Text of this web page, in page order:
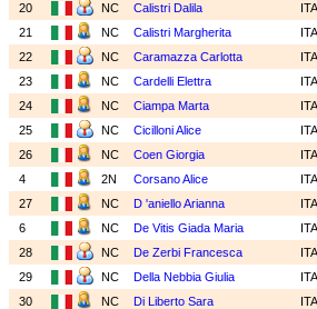
20
NC Calistri Dalila
21
NC Calistri Margherita
22
NC Caramazza Carlotta
23
NC Cardelli Elettra
24
NC Ciampa Marta
25
NC Cicilloni Alice
26
NC Coen Giorgia
4
2N Corsano Alice
27
NC D 'aniello Arianna
6
NC De Vitis Giada Maria
28
NC De Zerbi Francesca
29
NC Della Nebbia Giulia
30
NC Di Liberto Sara